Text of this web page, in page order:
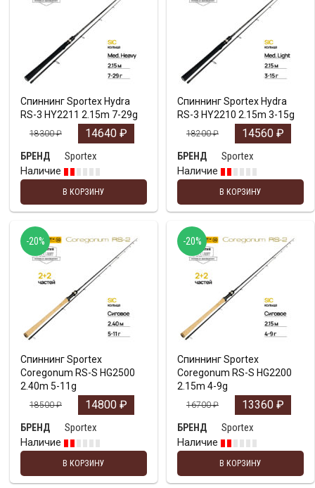
Спиннинг Sportex Hydra
RS-3 HY2211 2.15m 7-29g
18300₽ 14640 ₽
БРЕНД
Sportex
Наличие
В КОРЗИНУ
Спиннинг Sportex Hydra
RS-3 HY2210 2.15m 3-15g
18200₽ 14560 ₽
БРЕНД
Sportex
Наличие
В КОРЗИНУ
Спиннинг Sportex
Coregonum RS-S HG2500
2.40m 5-11g
18500₽ 14800 ₽
БРЕНД
Sportex
Наличие
В КОРЗИНУ
-20%
Спиннинг Sportex
Coregonum RS-S HG2200
2.15m 4-9g
16700₽ 13360 ₽
БРЕНД
Sportex
Наличие
В КОРЗИНУ
-20%